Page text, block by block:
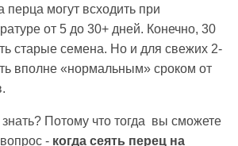
перца могут всходить при
от 5 до 30+ дней. Конечно, 30
старые семена. Но и для свежих 2-
вполне «нормальным» сроком от
Потому что тогда вы сможете
- когда сеять перец на